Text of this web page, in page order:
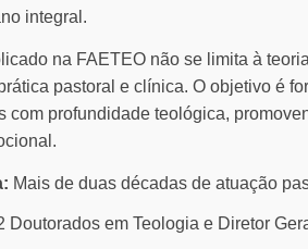
integral.
na FAETEO não se limita à
pastoral e clínica. O objetivo é
com profundidade teológica,
Mais de duas décadas de atuação
Doutorados em Teologia e Diretor